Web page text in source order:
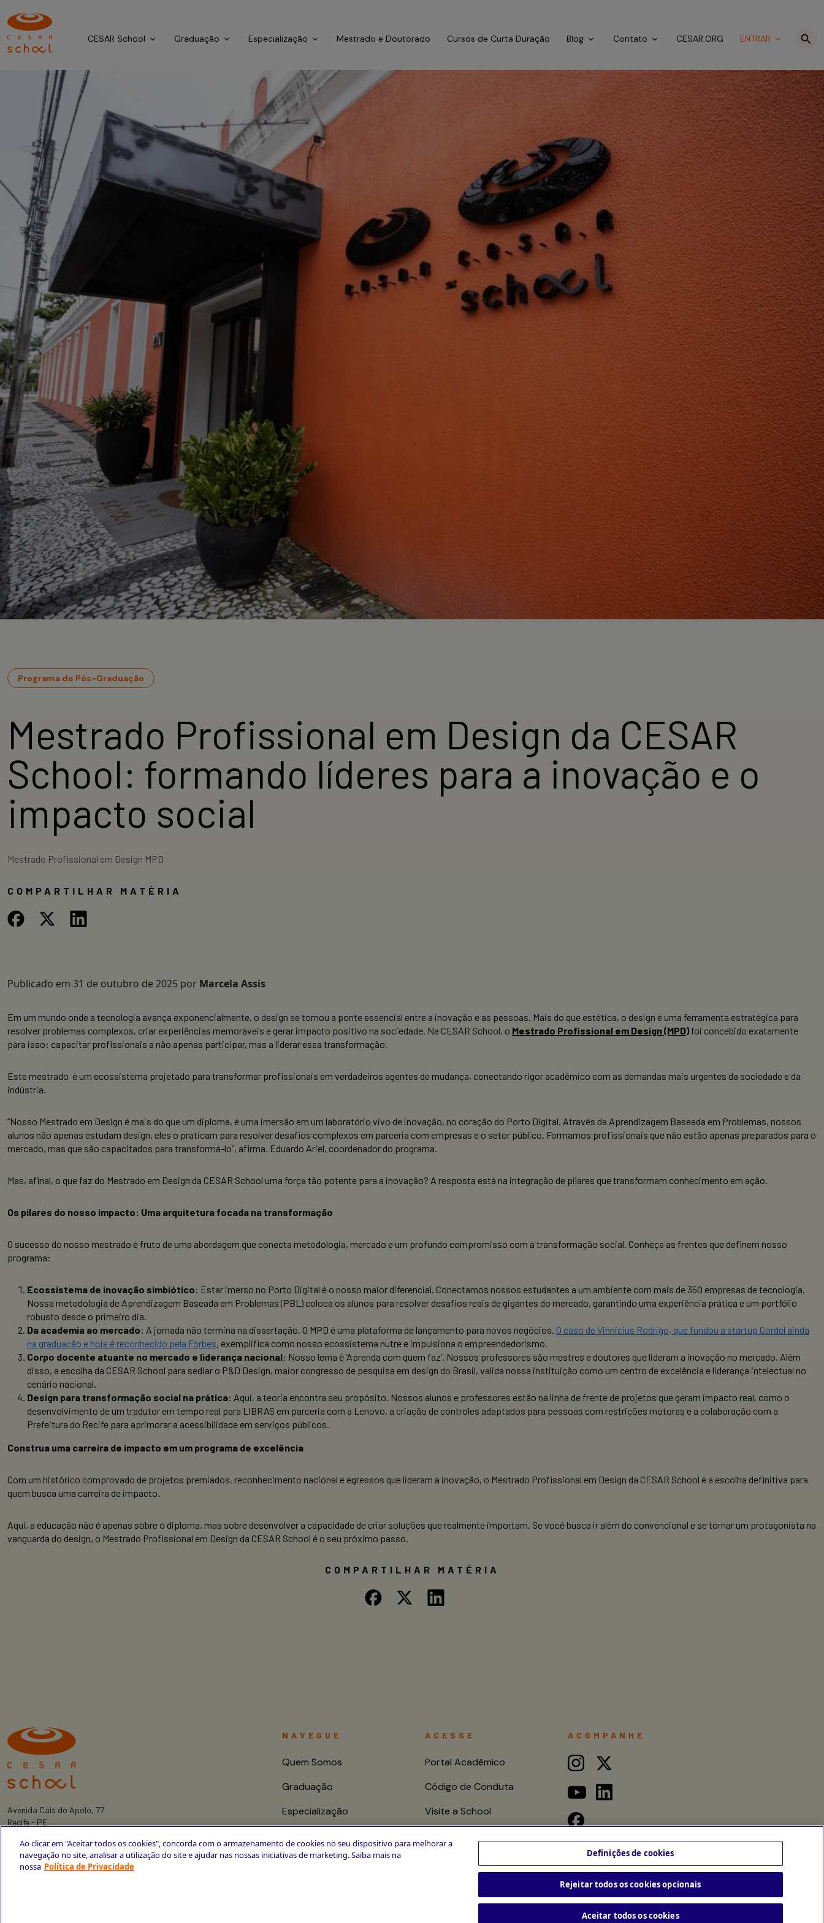
CESAR School Graduação Especialização Mestrado e Doutorado Cursos de Curta Duração Blog Contato CESAR.ORG ENTRAR
Programa de Pós-Graduação
Mestrado Profissional em Design da CESAR
School: formando líderes para a inovação e o
impacto social
Mestrado Profissional em Design MPD
COMPARTILHAR MATÉRIA
Publicado em 31 de outubro de 2025 por Marcela Assis
Em um mundo onde a tecnologia avança exponencialmente, o design se tornou a ponte essencial entre a inovação e as pessoas. Mais do que estética, o design é uma ferramenta estratégica para
resolver problemas complexos, criar experiências memoráveis e gerar impacto positivo na sociedade. Na CESAR School, o Mestrado Profissional em Design (MPD)foi concebido exatamente
para isso: capacitar profissionais a não apenas participar, mas a liderar essa transformação.
Este mestrado é um ecossistema projetado para transformar profissionais em verdadeiros agentes de mudança, conectando rigor acadêmico com as demandas mais urgentes da sociedade e da
indústria.
“Nosso Mestrado em Design é mais do que um diploma, é uma imersão em um laboratório vivo de inovação, no coração do Porto Digital. Através da Aprendizagem Baseada em Problemas, nossos
alunos não apenas estudam design, eles o praticam para resolver desafios complexos em parceria com empresas e o setor público. Formamos profissionais que não estão apenas preparados para o
mercado, mas que são capacitados para transformá-lo”, afirma. Eduardo Ariel, coordenador do programa.
Mas, afinal, o que faz do Mestrado em Design da CESAR School uma força tão potente para a inovação? A resposta está na integração de pilares que transformam conhecimento em ação.
Os pilares do nosso impacto: Uma arquitetura focada na transformação
O sucesso do nosso mestrado é fruto de uma abordagem que conecta metodologia, mercado e um profundo compromisso com a transformação social. Conheça as frentes que definem nosso
programa:
Ecossistema de inovação simbiótico: Estar imerso no Porto Digital é o nosso maior diferencial. Conectamos nossos estudantes a um ambiente com mais de 350 empresas de tecnologia.
Nossa metodologia de Aprendizagem Baseada em Problemas (PBL) coloca os alunos para resolver desafios reais de gigantes do mercado, garantindo uma experiência prática e um portfólio
robusto desde o primeiro dia.
Da academia ao mercado: A jornada não termina na dissertação. O MPD é uma plataforma de lançamento para novos negócios. O caso de Vinnicius Rodrigo, que fundou a startup Cordel ainda
na graduação e hoje é reconhecido pela Forbes, exemplifica como nosso ecossistema nutre e impulsiona o empreendedorismo.
Corpo docente atuante no mercado e liderança nacional: Nosso lema é ‘Aprenda com quem faz’. Nossos professores são mestres e doutores que lideram a inovação no mercado. Além
disso, a escolha da CESAR School para sediar o P&D Design, maior congresso de pesquisa em design do Brasil, valida nossa instituição como um centro de excelência e liderança intelectual no
cenário nacional.
Design para transformação social na prática: Aqui, a teoria encontra seu propósito. Nossos alunos e professores estão na linha de frente de projetos que geram impacto real, como o
desenvolvimento de um tradutor em tempo real para LIBRAS em parceria com a Lenovo, a criação de controles adaptados para pessoas com restrições motoras e a colaboração com a
Prefeitura do Recife para aprimorar a acessibilidade em serviços públicos.
Construa uma carreira de impacto em um programa de excelência
Com um histórico comprovado de projetos premiados, reconhecimento nacional e egressos que lideram a inovação, o Mestrado Profissional em Design da CESAR School é a escolha definitiva para
quem busca uma carreira de impacto.
Aqui, a educação não é apenas sobre o diploma, mas sobre desenvolver a capacidade de criar soluções que realmente importam. Se você busca ir além do convencional e se tornar um protagonista na
vanguarda do design, o Mestrado Profissional em Design da CESAR School é o seu próximo passo.
COMPARTILHAR MATÉRIA
Avenida Cais do Apolo, 77
Recife - PE
+55 81 3419-6700
NAVEGUE
Quem Somos
Graduação
Especialização
Cursos de Curta
ACESSE
Portal Acadêmico
Código de Conduta
Visite a School
ACOMPANHE
Ao clicar em "Aceitar todos os cookies", concorda com o armazenamento de cookies no seu dispositivo para melhorar a
navegação no site, analisar a utilização do site e ajudar nas nossas iniciativas de marketing. Saiba mais na
nossa Política de Privacidade
Definições de cookies
Rejeitar todos os cookies opcionais
Aceitar todos os cookies